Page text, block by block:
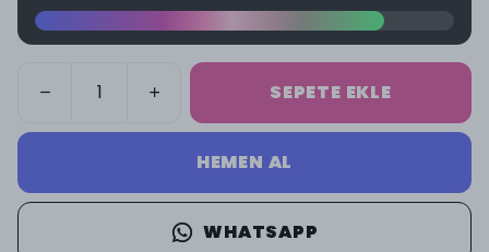
SEPETE EKLE
HEMEN AL
WHATSAPP